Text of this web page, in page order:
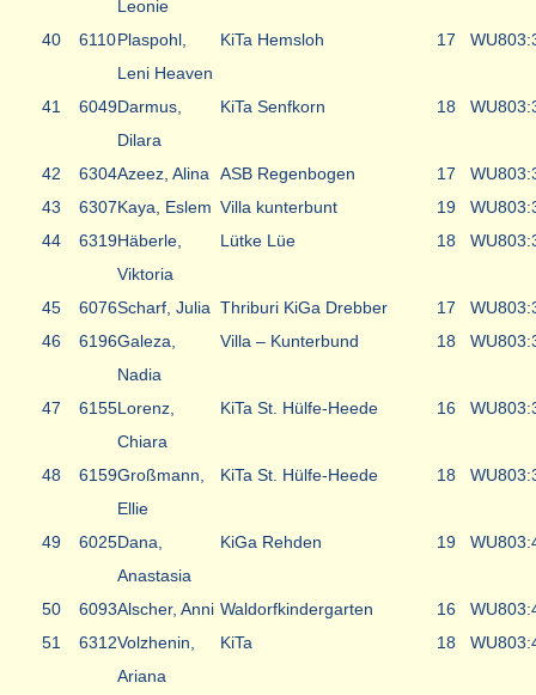
Leonie
40 6110Plaspohl,
Leni Heaven
KiTa Hemsloh 17 WU8
41 6049Darmus,
Dilara
KiTa Senfkorn 18 WU8
42 6304Azeez, Alina ASB Regenbogen 17 WU8
43
6307Kaya, Eslem Villa kunterbunt 19 WU8
44
6319Häberle,
Viktoria
Lütke Lüe 18 WU8
45 6076Scharf, Julia Thriburi KiGa Drebber 17 WU8
46
6196Galeza,
Nadia
Villa – Kunterbund 18 WU8
47 6155Lorenz,
Chiara
KiTa St. Hülfe-Heede 16 WU8
48 6159Großmann,
Ellie
KiTa St. Hülfe-Heede 18 WU8
49 6025Dana,
Anastasia
KiGa Rehden 19 WU8
50 6093Alscher, Anni Waldorfkindergarten 16 WU8
51
6312Volzhenin,
Ariana
KiTa 18 WU8